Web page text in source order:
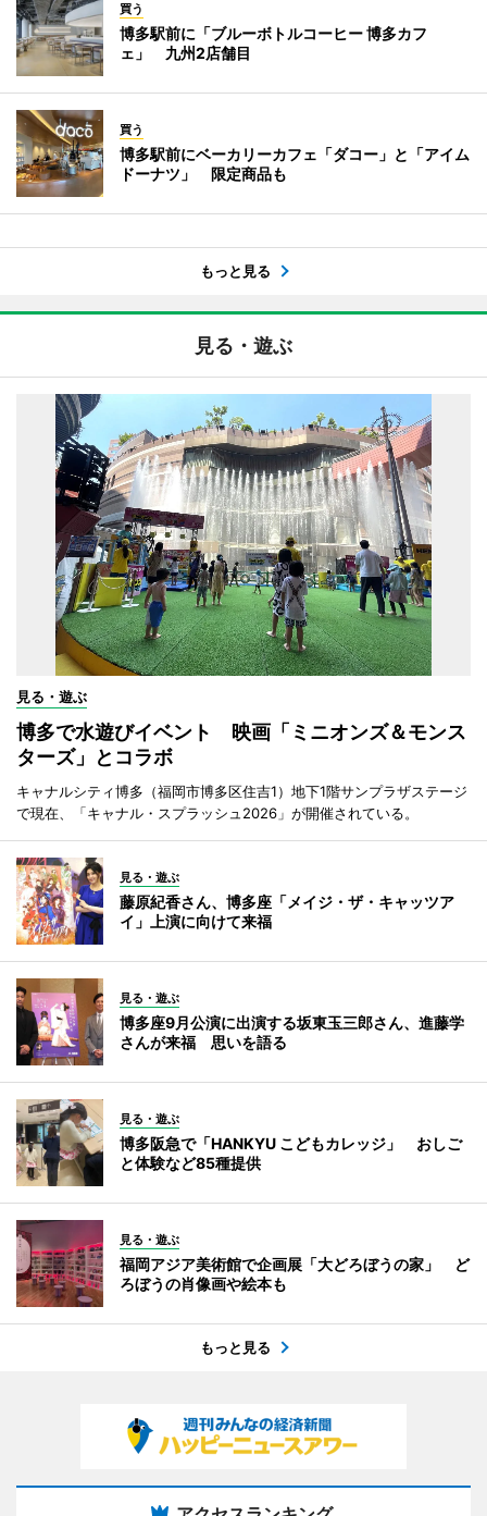
買う
博多駅前に「ブルーボトルコーヒー 博多カフ
ェ」 九州2店舗目
買う
博多駅前にベーカリーカフェ「ダコー」と「アイム
ドーナツ」 限定商品も
もっと見る
見る・遊ぶ
見る・遊ぶ
博多で水遊びイベント 映画「ミニオンズ＆モンス
ターズ」とコラボ
キャナルシティ博多（福岡市博多区住吉1）地下1階サンプラザステージ
で現在、「キャナル・スプラッシュ2026」が開催されている。
見る・遊ぶ
藤原紀香さん、博多座「メイジ・ザ・キャッツア
イ」上演に向けて来福
見る・遊ぶ
博多座9月公演に出演する坂東玉三郎さん、進藤学
さんが来福 思いを語る
見る・遊ぶ
博多阪急で「HANKYU こどもカレッジ」 おしご
と体験など85種提供
見る・遊ぶ
福岡アジア美術館で企画展「大どろぼうの家」 ど
ろぼうの肖像画や絵本も
もっと見る